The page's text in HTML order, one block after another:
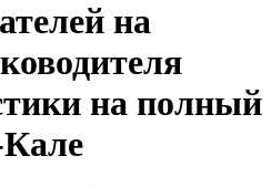
на
на полный